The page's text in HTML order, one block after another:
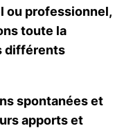
ou professionnel,
toute la
différents
spontanées et
apports et